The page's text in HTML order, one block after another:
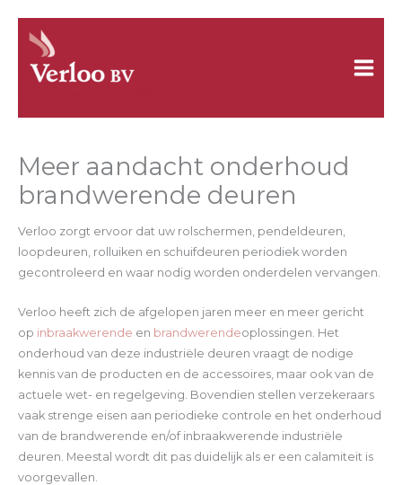
Meer aandacht onderhoud
brandwerende deuren
Verloo zorgt ervoor dat uw rolschermen, pendeldeuren,
loopdeuren, rolluiken en schuifdeuren periodiek worden
gecontroleerd en waar nodig worden onderdelen vervangen.
Verloo heeft zich de afgelopen jaren meer en meer gericht
op inbraakwerende en brandwerendeoplossingen. Het
onderhoud van deze industriële deuren vraagt de nodige
kennis van de producten en de accessoires, maar ook van de
actuele wet- en regelgeving. Bovendien stellen verzekeraars
vaak strenge eisen aan periodieke controle en het onderhoud
van de brandwerende en/of inbraakwerende industriële
deuren. Meestal wordt dit pas duidelijk als er een calamiteit is
voorgevallen.